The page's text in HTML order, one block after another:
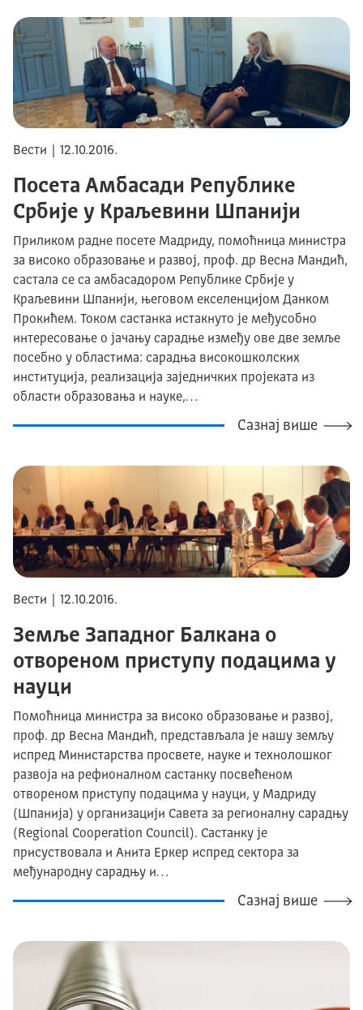
Вести | 12.10.2016.
Посета Aмбасади Републике
Србије у Краљевини Шпанији
Приликом радне посете Мадриду, помоћница министра
за високо образовање и развој, проф. др Весна Мандић,
састала се са амбасадором Републике Србије у
Краљевини Шпанији, његовом екселенцијом Данком
Прокићем. Током састанка истакнуто је међусобно
интересовање о јачању сарадње између ове две земље
посебно у областима: сарадња високошколских
институција, реализација заједничких пројеката из
области образовања и науке,…
Сазнај више
Вести | 12.10.2016.
Земље Западног Балкана о
отвореном приступу подацима у
науци
Помоћница министра за високо образовање и развој,
проф. др Весна Мандић, представљала је нашу земљу
испред Министарства просвете, науке и технолошког
развоја на рефионалном састанку посвећеном
отвореном приступу подацима у науци, у Мадриду
(Шпанија) у организацији Савета за регионалну сарадњу
(Regional Cooperation Council). Састанку је
присуствовала и Анита Еркер испред сектора за
међународну сарадњу и…
Сазнај више